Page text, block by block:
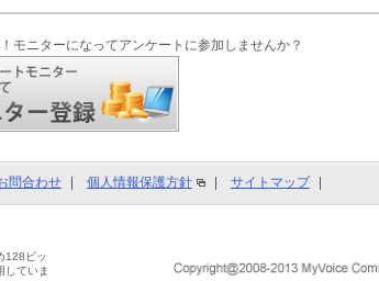
モニターになってアンケートに参加しませんか？
問合わせ 個人情報保護方針 サイトマップ
128ビッ
していま